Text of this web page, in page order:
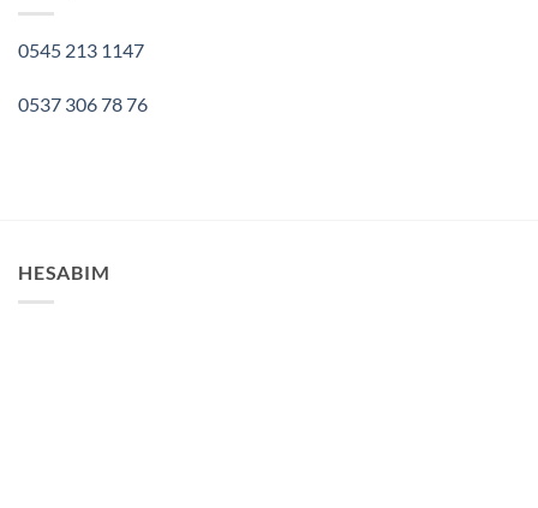
0545 213 1147
0537 306 78 76
HESABIM